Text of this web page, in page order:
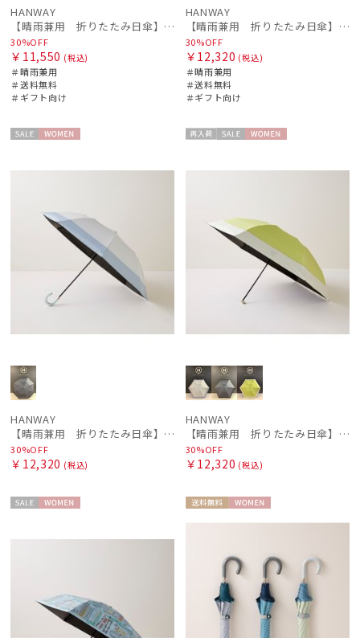
HANWAY
【晴雨兼用 折りたたみ日傘】ハンウェイ（ＨＡＮＷＡＹ）Liner ribbon（ライナー・リボン)
30%OFF
￥11,550 (税込)
＃晴雨兼用
＃送料無料
＃ギフト向け
HANWAY
【晴雨兼用 折りたたみ日傘】ハンウェイ（ＨＡＮＷＡＹ）Botanical Flower（ボタニカル・フラワー）
30%OFF
￥12,320 (税込)
＃晴雨兼用
＃送料無料
＃ギフト向け
HANWAY
【晴雨兼用 折りたたみ日傘】ハンウェイ（ＨＡＮＷＡＹ）Contour border（コントゥアー・ボーダー)
30%OFF
￥12,320 (税込)
HANWAY
【晴雨兼用 折りたたみ日傘】ハンウェイ（ＨＡＮＷＡＹ）Contour border（コントゥアー・ボーダー)
30%OFF
￥12,320 (税込)